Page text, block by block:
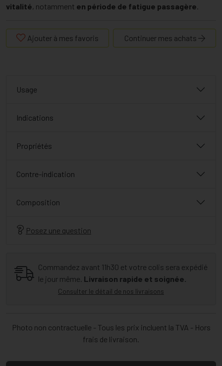
vitalité, notamment en période de fatigue passagère.
Ajouter à mes favoris Continuer mes achats
Usage
Indications
Propriétés
Contre-indication
Composition
Posez une question
Commandez avant 11h30 et votre colis sera expédié
le jour même. Livraison rapide et soignée.
Consulter le détail de nos livraisons
Photo non contractuelle - Tous les prix incluent la TVA - Hors
frais de livraison.